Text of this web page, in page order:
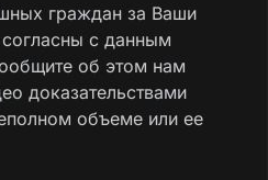
граждан за Ваши
с данным
об этом нам
доказательствами
объеме или ее